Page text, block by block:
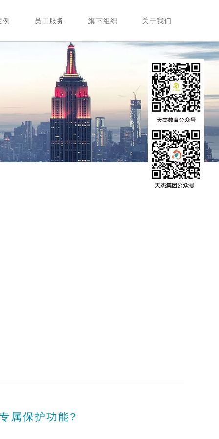
例 员工服务 旗下组织 关于我们
属保护功能?